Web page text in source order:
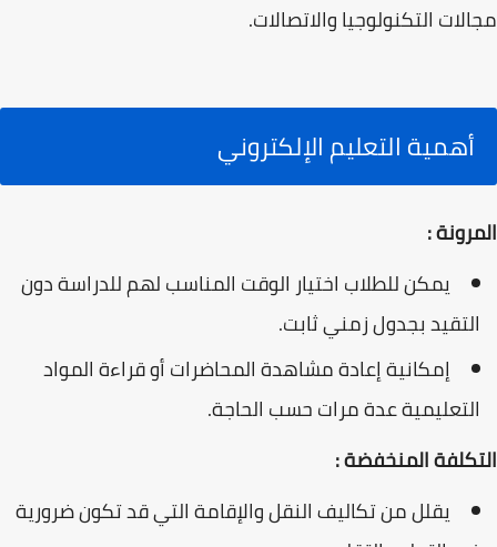
مجالات التكنولوجيا والاتصالات.
أهمية التعليم الإلكتروني
المرونة :
يمكن للطلاب اختيار الوقت المناسب لهم للدراسة دون
التقيد بجدول زمني ثابت.
إمكانية إعادة مشاهدة المحاضرات أو قراءة المواد
التعليمية عدة مرات حسب الحاجة.
التكلفة المنخفضة :
يقلل من تكاليف النقل والإقامة التي قد تكون ضرورية